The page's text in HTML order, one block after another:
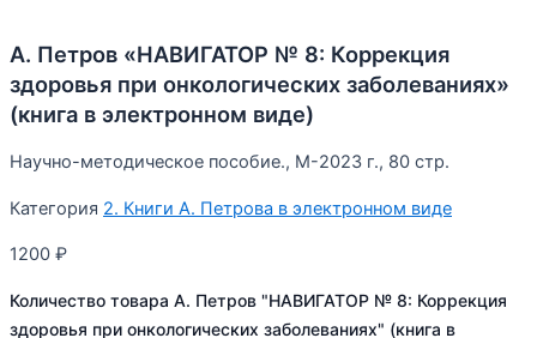
А. Петров «НАВИГАТОР № 8: Коррекция
здоровья при онкологических заболеваниях»
(книга в электронном виде)
Научно-методическое пособие., М-2023 г., 80 стр.
Категория 2. Книги А. Петрова в электронном виде
1200 ₽
Количество товара А. Петров "НАВИГАТОР № 8: Коррекция
здоровья при онкологических заболеваниях" (книга в